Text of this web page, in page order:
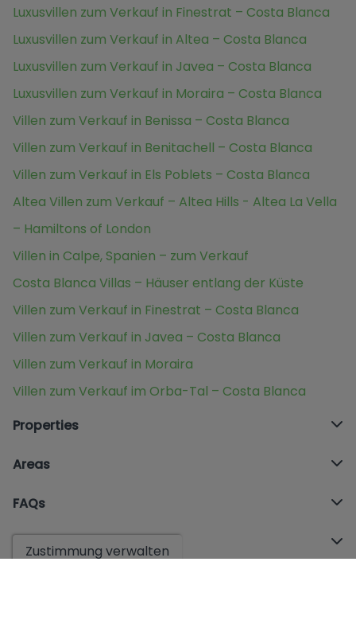
Luxusvillen zum Verkauf in Finestrat – Costa Blanca
Luxusvillen zum Verkauf in Altea – Costa Blanca
Luxusvillen zum Verkauf in Javea – Costa Blanca
Luxusvillen zum Verkauf in Moraira – Costa Blanca
Villen zum Verkauf in Benissa – Costa Blanca
Villen zum Verkauf in Benitachell – Costa Blanca
Villen zum Verkauf in Els Poblets – Costa Blanca
Altea Villen zum Verkauf – Altea Hills - Altea La Vella
– Hamiltons of London
Villen in Calpe, Spanien – zum Verkauf
Costa Blanca Villas – Häuser entlang der Küste
Villen zum Verkauf in Finestrat – Costa Blanca
Villen zum Verkauf in Javea – Costa Blanca
Villen zum Verkauf in Moraira
Villen zum Verkauf im Orba-Tal – Costa Blanca
Properties
Areas
FAQs
Offices
Zustimmung verwalten